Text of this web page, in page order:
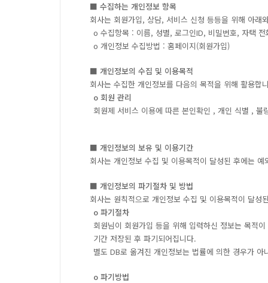
■ 수집하는 개인정보 항목
회사는 회원가입, 상담, 서비스 신청 등등을 위해 아래
ο 수집항목 : 이름, 성별, 로그인ID, 비밀번호, 자택
ο 개인정보 수집방법 : 홈페이지(회원가입)
■ 개인정보의 수집 및 이용목적
회사는 수집한 개인정보를 다음의 목적을 위해 활용합
ο 회원 관리
회원제 서비스 이용에 따른 본인확인 , 개인 식별 ,
■ 개인정보의 보유 및 이용기간
회사는 개인정보 수집 및 이용목적이 달성된 후에는
■ 개인정보의 파기절차 및 방법
회사는 원칙적으로 개인정보 수집 및 이용목적이 달
ο 파기절차
회원님이 회원가입 등을 위해 입력하신 정보는 목적
기간 저장된 후 파기되어집니다.
별도 DB로 옮겨진 개인정보는 법률에 의한 경우가
ο 파기방법